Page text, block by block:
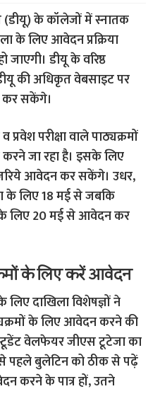
(डीयू) के कॉलेजों में स्नातक
के लिए आवेदन प्रक्रिया
डीयू के वरिष्ठ
की अधिकृत वेबसाइट पर
कर सकेंगे।
परीक्षा वाले पाठ्यक्रमों
जा रहा है। इसके लिए
जरिये आवेदन कर सकेंगे। उधर,
के लिए 18 मई से जबकि
के लिए 20 मई से आवेदन कर
के लिए करें आवेदन
लिए दाखिला विशेषज्ञों ने
के लिए आवेदन करने की
स्टूडेंट वेलफेयर जीएस टूटेजा का
पहले बुलेटिन को ठीक से पढ़ें
करने के पात्र हों, उतने